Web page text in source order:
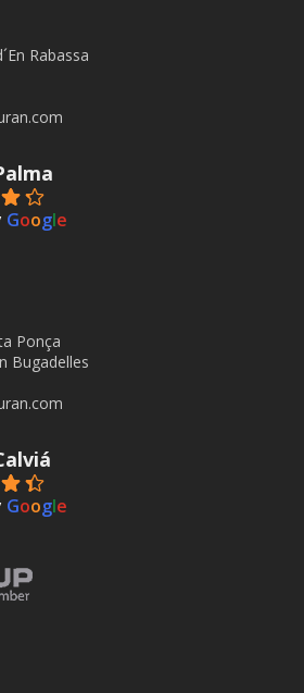
Rabassa
Google
Ponça
Bugadelles
Google